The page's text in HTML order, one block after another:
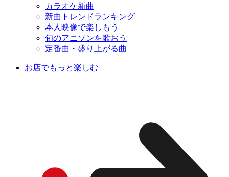
カラオケ新曲
新曲トレンドランキング
本人映像で楽しもう
旬のアニソンを歌おう
定番曲・盛り上がる曲
お店でもっと楽しむ